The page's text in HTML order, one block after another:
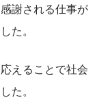
謝される仕事が
た。
えることで社会
た。